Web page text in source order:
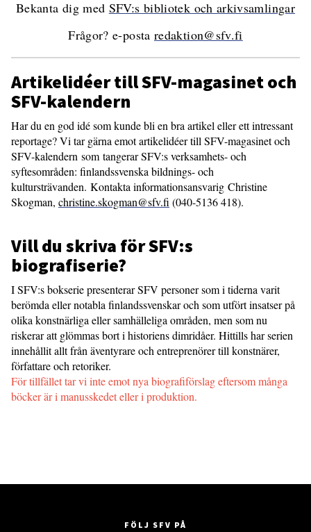
Bekanta dig med SFV:s bibliotek och arkivsamlingar
Frågor? e-posta redaktion@sfv.fi
Artikelidéer till SFV-magasinet och
SFV-kalendern
Har du en god idé som kunde bli en bra artikel eller ett intressant
reportage? Vi tar gärna emot artikelidéer till SFV-magasinet och
SFV-kalendern som tangerar SFV:s verksamhets- och
syftesområden: finlandssvenska bildnings- och
kultursträvanden. Kontakta informationsansvarig Christine
Skogman, christine.skogman@sfv.fi (040-5136 418).
Vill du skriva för SFV:s
biografiserie?
I SFV:s bokserie presenterar SFV personer som i tiderna varit
berömda eller notabla finlandssvenskar och som utfört insatser på
olika konstnärliga eller samhälleliga områden, men som nu
riskerar att glömmas bort i historiens dimridåer. Hittills har serien
innehållit allt från äventyrare och entreprenörer till konstnärer,
författare och retoriker.
För tillfället tar vi inte emot nya biografiförslag eftersom många
böcker är i manusskedet eller i produktion.
FÖLJ SFV PÅ